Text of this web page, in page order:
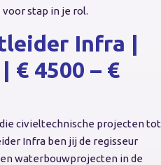
stap in je rol.
Infra |
€ 4500 – €
civieltechnische projecten tot
Infra ben jij de regisseur
waterbouwprojecten in de